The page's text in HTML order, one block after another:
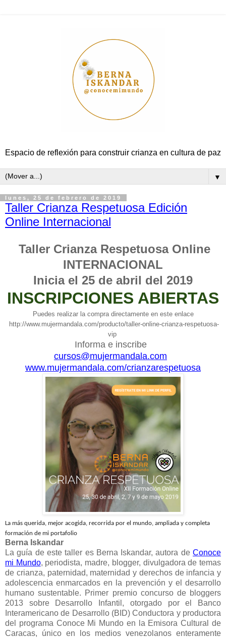
Espacio de reflexión para construir crianza en cultura de paz
▼
lunes, 25 de febrero de 2019
Taller Crianza Respetuosa Edición
Online Internacional
Taller Crianza Respetuosa Online
INTERNACIONAL
Inicia el 25 de abril del 2019
INSCRIPCIONES ABIERTAS
Puedes realizar la compra directamente en este enlace
http://www.mujermandala.com/producto/taller-online-crianza-respetuosa-
vip
Informa e inscribe
cursos@mujermandala.com
www.mujermandala.com/crianzarespetuosa
La más querida, mejor acogida, recorrida por el mundo, ampliada y completa
formación de mi portafolio
Berna Iskandar
La guía de este taller es Berna Iskandar, autora de Conoce
mi Mundo, periodista, madre, blogger, divulgadora de temas
de crianza, paternidad, maternidad y derechos de infancia y
adolescencia enmarcados en la prevención y el desarrollo
humano sustentable. Primer premio concurso de bloggers
2013 sobre Desarrollo Infantil, otorgado por el Banco
Interamericano de Desarrollo (BID) Conductora y productora
del programa Conoce Mi Mundo en la Emisora Cultural de
Caracas, único en los medios venezolanos enteramente